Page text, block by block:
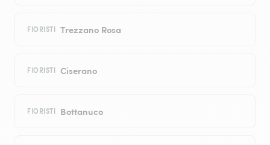
FIORISTI Trezzano Rosa
FIORISTI Ciserano
FIORISTI Bottanuco